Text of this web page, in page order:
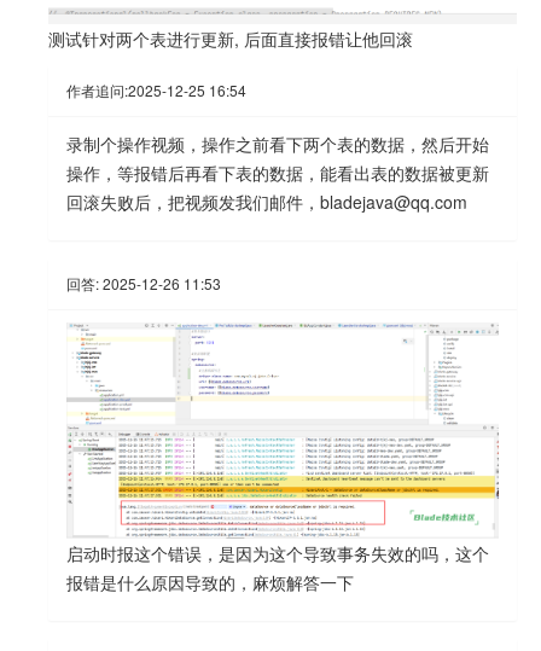
测试针对两个表进行更新, 后面直接报错让他回滚
作者追问:2025-12-25 16:54
录制个操作视频，操作之前看下两个表的数据，然后开始
操作，等报错后再看下表的数据，能看出表的数据被更新
回滚失败后，把视频发我们邮件，bladejava@qq.com
回答:2025-12-26 11:53
启动时报这个错误，是因为这个导致事务失效的吗，这个
报错是什么原因导致的，麻烦解答一下